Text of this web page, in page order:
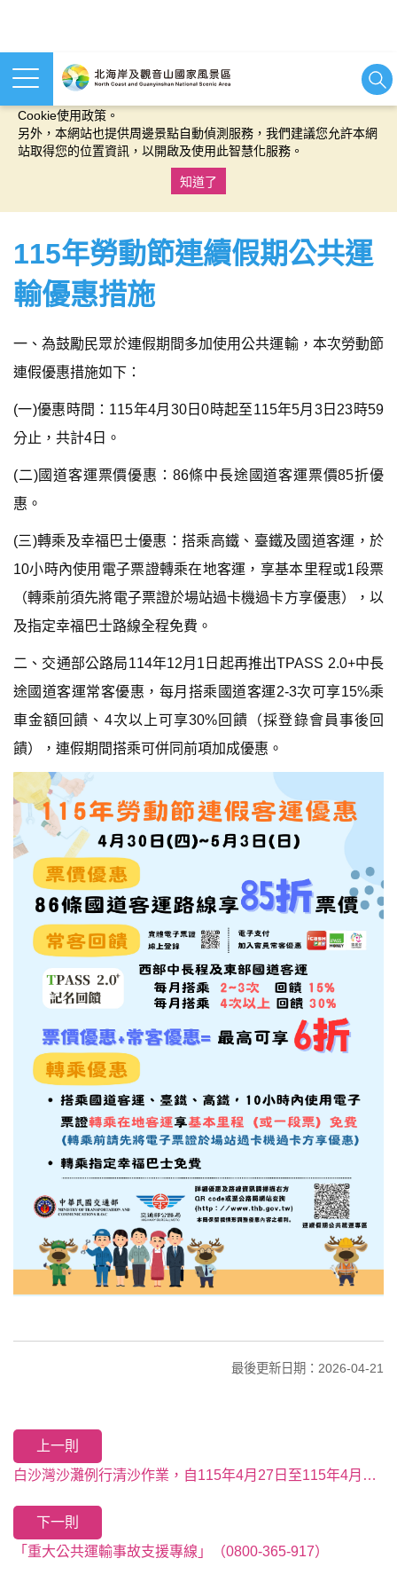
本網站使用cookies等相關技術以持續優化網站服務，並有助於為
Cookie使用政策。
另外，本網站也提供周邊景點自動偵測服務，我們建議您允許本網
站取得您的位置資訊，以開啟及使用此智慧化服務。
知道了
115年勞動節連續假期公共運
輸優惠措施
一、為鼓勵民眾於連假期間多加使用公共運輸，本次勞動節
連假優惠措施如下：
(一)優惠時間：115年4月30日0時起至115年5月3日23時59
分止，共計4日。
(二)國道客運票價優惠：86條中長途國道客運票價85折優
惠。
(三)轉乘及幸福巴士優惠：搭乘高鐵、臺鐵及國道客運，於
10小時內使用電子票證轉乘在地客運，享基本里程或1段票
（轉乘前須先將電子票證於場站過卡機過卡方享優惠），以
及指定幸福巴士路線全程免費。
二、交通部公路局114年12月1日起再推出TPASS 2.0+中長
途國道客運常客優惠，每月搭乘國道客運2-3次可享15%乘
車金額回饋、4次以上可享30%回饋（採登錄會員事後回
饋），連假期間搭乘可併同前項加成優惠。
最後更新日期：2026-04-21
上一則
白沙灣沙灘例行清沙作業，自115年4月27日至115年4月30日。
下一則
「重大公共運輸事故支援專線」（0800-365-917）